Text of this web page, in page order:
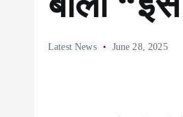
Latest News June 28, 2025